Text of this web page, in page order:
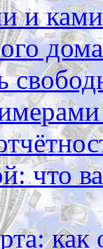
и
дома
что